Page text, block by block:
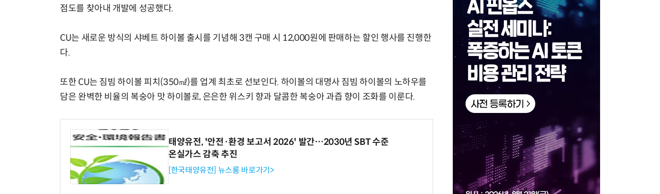
점도를 찾아내 개발에 성공했다.
CU는 새로운 방식의 샤베트 하이볼 출시를 기념해 3캔 구매 시 12,000원에 판매하는 할인 행사를 진행한
다.
또한 CU는 짐빔 하이볼 피치(350㎖)를 업계 최초로 선보인다. 하이볼의 대명사 짐빔 하이볼의 노하우를
담은 완벽한 비율의 복숭아 맛 하이볼로, 은은한 위스키 향과 달콤한 복숭아 과즙 향이 조화를 이룬다.
태양유전, '안전·환경 보고서 2026' 발간…2030년 SBT 수준
온실가스 감축 추진
[한국태양유전] 뉴스룸 바로가기>